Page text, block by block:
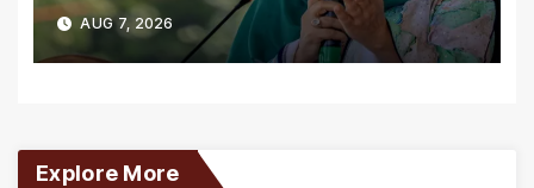
AUG 7, 2026
Explore More